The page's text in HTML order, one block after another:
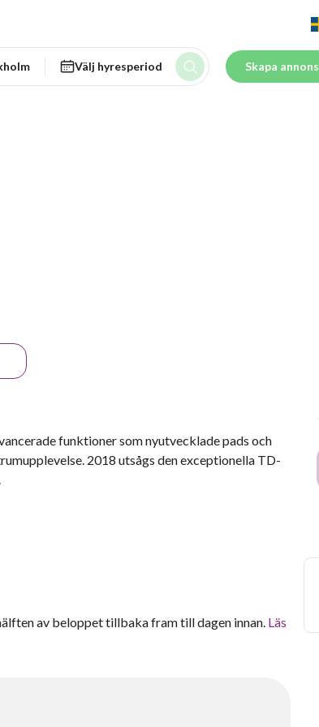
Välj hyresperiod Skapa annons
funktioner som nyutvecklade pads och
2018 utsågs den exceptionella TD-
av beloppet tillbaka fram till dagen innan. Läs